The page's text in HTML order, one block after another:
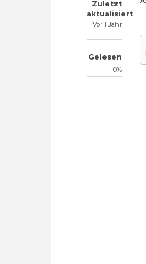
Zuletzt
aktualisiert
Vor 1 Jahr
Gelesen
0%